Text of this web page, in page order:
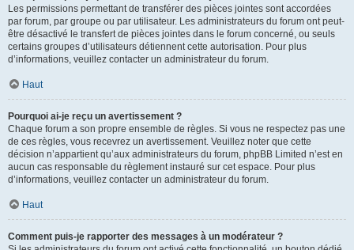
Les permissions permettant de transférer des pièces jointes sont accordées
par forum, par groupe ou par utilisateur. Les administrateurs du forum ont peut-
être désactivé le transfert de pièces jointes dans le forum concerné, ou seuls
certains groupes d’utilisateurs détiennent cette autorisation. Pour plus
d’informations, veuillez contacter un administrateur du forum.
Haut
Pourquoi ai-je reçu un avertissement ?
Chaque forum a son propre ensemble de règles. Si vous ne respectez pas une
de ces règles, vous recevrez un avertissement. Veuillez noter que cette
décision n’appartient qu’aux administrateurs du forum, phpBB Limited n’est en
aucun cas responsable du règlement instauré sur cet espace. Pour plus
d’informations, veuillez contacter un administrateur du forum.
Haut
Comment puis-je rapporter des messages à un modérateur ?